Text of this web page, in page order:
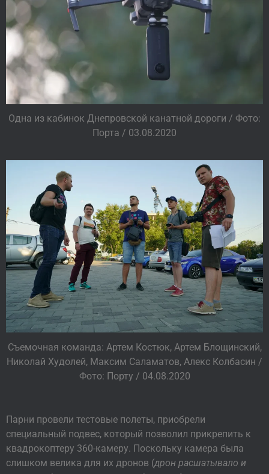
Одна из кабинок Днепровской канатной дороги / Фото:
Порта / 03.08.2020
Съемочная команда: Артем Костюк, Артем Блощинский,
Николай Худолей, Максим Саламатов, Алекс Колбасин /
Фото: Порту / 04.08.2020
Парни провели тестовые полеты, приобрели
специальный подвес, который позволил прикрепить к
квадрокоптеру 360-камеру. Поскольку камера была
слишком велика для их дронов (дрон расшатывало и